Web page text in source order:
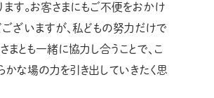
ます。お客さまにもご不便をおかけ
ございますが、私どもの努力だけで
まとも一緒に協力し合うことで、こ
かな場の力を引き出していきたく思